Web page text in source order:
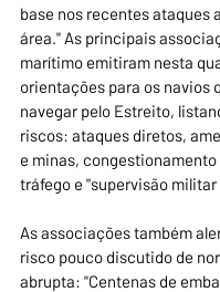
base nos recentes ataques
área." As principais
marítimo emitiram nesta
orientações para os navios
navegar pelo Estreito,
riscos: ataques diretos,
e minas,
tráfego e "supervisão
As associações também
risco pouco discutido de
abrupta: "Centenas de